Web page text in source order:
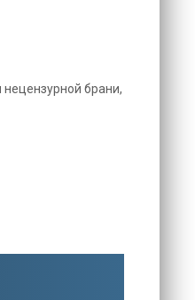
нецензурной брани,